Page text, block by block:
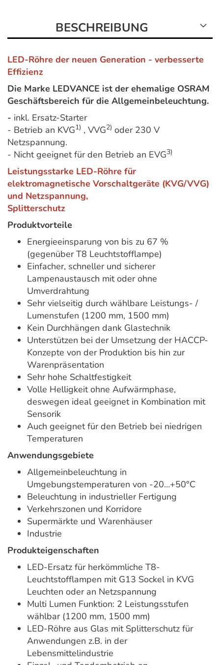
BESCHREIBUNG
LED-Röhre der neuen Generation - verbesserte
Effizienz
Die Marke LEDVANCE ist der ehemalige OSRAM
Geschäftsbereich für die Allgemeinbeleuchtung.
- inkl. Ersatz-Starter
- Betrieb an KVG1) , VVG2) oder 230 V
Netzspannung.
- Nicht geeignet für den Betrieb an EVG3)
Leistungsstarke LED-Röhre für
elektromagnetische Vorschaltgeräte (KVG/VVG)
und Netzspannung,
Splitterschutz
Produktvorteile
Energieeinsparung von bis zu 67 %
(gegenüber T8 Leuchtstofflampe)
Einfacher, schneller und sicherer
Lampenaustausch mit oder ohne
Umverdrahtung
Sehr vielseitig durch wählbare Leistungs- /
Lumenstufen (1200 mm, 1500 mm)
Kein Durchhängen dank Glastechnik
Unterstützen bei der Umsetzung der HACCP-
Konzepte von der Produktion bis hin zur
Warenpräsentation
Sehr hohe Schaltfestigkeit
Volle Helligkeit ohne Aufwärmphase,
deswegen ideal geeignet in Kombination mit
Sensorik
Auch geeignet für den Betrieb bei niedrigen
Temperaturen
Anwendungsgebiete
Allgemeinbeleuchtung in
Umgebungstemperaturen von -20…+50°C
Beleuchtung in industrieller Fertigung
Verkehrszonen und Korridore
Supermärkte und Warenhäuser
Industrie
Produkteigenschaften
LED-Ersatz für herkömmliche T8-
Leuchtstofflampen mit G13 Sockel in KVG
Leuchten oder an Netzspannung
Multi Lumen Funktion: 2 Leistungsstufen
wählbar (1200 mm, 1500 mm)
LED-Röhre aus Glas mit Splitterschutz für
Anwendungen z.B. in der
Lebensmittelindustrie